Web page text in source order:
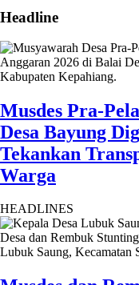
Headline
Musdes Pra-
Desa Bayung
Tekankan
Warga
HEADLINES